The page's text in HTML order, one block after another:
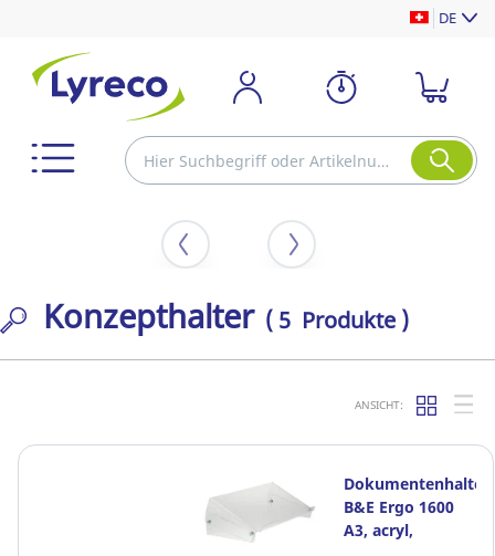
DE
Konzepthalter ( 5 Produkte )
ANSICHT:
Dokumentenhalter
B&E Ergo 1600
A3, acryl,